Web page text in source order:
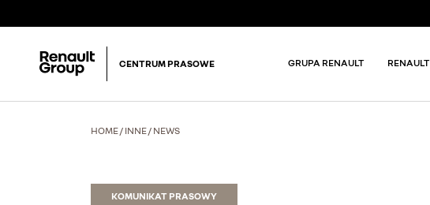
CENTRUM PRASOWE GRUPA RENAULT RENAULT
HOME/ INNE/ NEWS
KOMUNIKAT PRASOWY